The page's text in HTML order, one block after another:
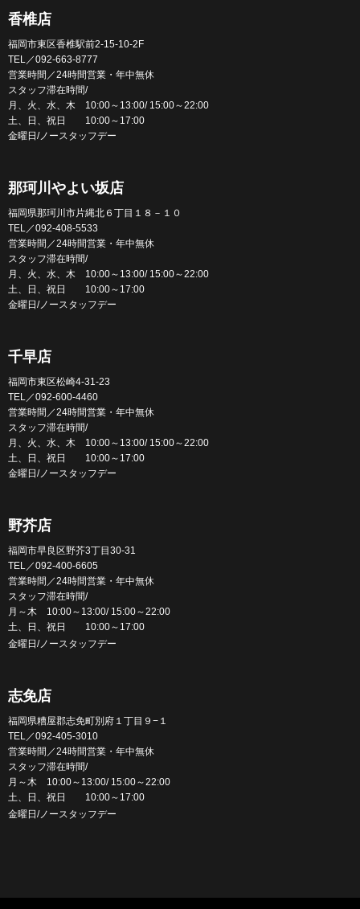
香椎店
福岡市東区香椎駅前2-15-10-2F
TEL／092-663-8777
営業時間／24時間営業・年中無休
スタッフ滞在時間/
月、火、水、木 10:00～13:00/ 15:00～22:00
土、日、祝日 10:00～17:00
金曜日/ノースタッフデー
那珂川やよい坂店
福岡県那珂川市片縄北６丁目１８－１０
TEL／092-408-5533
営業時間／24時間営業・年中無休
スタッフ滞在時間/
月、火、水、木 10:00～13:00/ 15:00～22:00
土、日、祝日 10:00～17:00
金曜日/ノースタッフデー
千早店
福岡市東区松崎4-31-23
TEL／092-600-4460
営業時間／24時間営業・年中無休
スタッフ滞在時間/
月、火、水、木 10:00～13:00/ 15:00～22:00
土、日、祝日 10:00～17:00
金曜日/ノースタッフデー
野芥店
福岡市早良区野芥3丁目30-31
TEL／092-400-6605
営業時間／24時間営業・年中無休
スタッフ滞在時間/
月～木 10:00～13:00/ 15:00～22:00
土、日、祝日 10:00～17:00
金曜日/ノースタッフデー
志免店
福岡県糟屋郡志免町別府１丁目９−１
TEL／092-405-3010
営業時間／24時間営業・年中無休
スタッフ滞在時間/
月～木 10:00～13:00/ 15:00～22:00
土、日、祝日 10:00～17:00
金曜日/ノースタッフデー